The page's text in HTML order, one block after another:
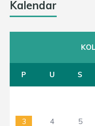
Kalendar
P U S
3 4 5